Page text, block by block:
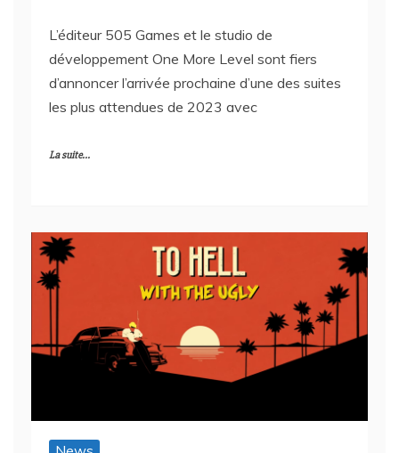
L’éditeur 505 Games et le studio de
développement One More Level sont fiers
d’annoncer l’arrivée prochaine d’une des suites
les plus attendues de 2023 avec
La suite...